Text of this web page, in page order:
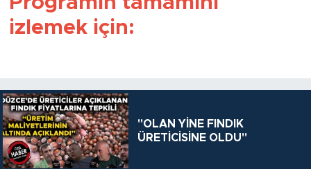
izlemek için:
"OLAN YİNE FINDIK
ÜRETİCİSİNE OLDU"